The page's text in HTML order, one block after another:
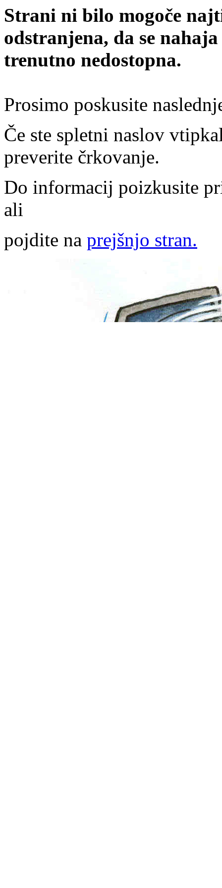
Strani ni bilo mogoče
odstranjena, da se
trenutno nedostopna.
Prosimo poskusite
Če ste spletni naslov
preverite črkovanje.
Do informacij poizkusite
ali
pojdite na prejšnjo stran.